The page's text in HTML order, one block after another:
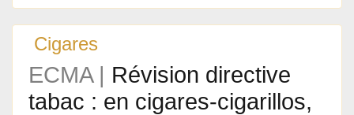
Cigares
ECMA | Révision directive
tabac : en cigares-cigarillos,